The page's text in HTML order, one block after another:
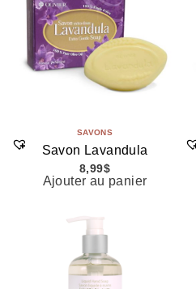
SAVONS
Savon Lavandula
8,99$
Ajouter au panier